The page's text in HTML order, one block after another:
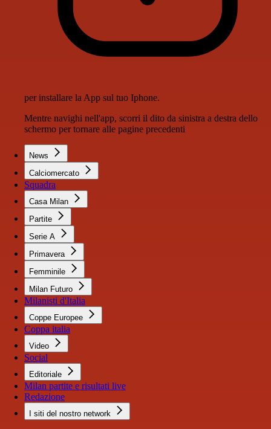
per installare la App sul tuo Iphone.
Mentre navighi nell'app, scorri il dito da sinistra a destra dello
schermo per tornare alle pagine precedenti
News
Calciomercato
Squadra
Casa Milan
Partite
Serie A
Primavera
Femminile
Milan Futuro
Milanisti d'Italia
Coppe Europee
Coppa italia
Video
Social
Editoriale
Milan partite e risultati live
Redazione
I siti del nostro network